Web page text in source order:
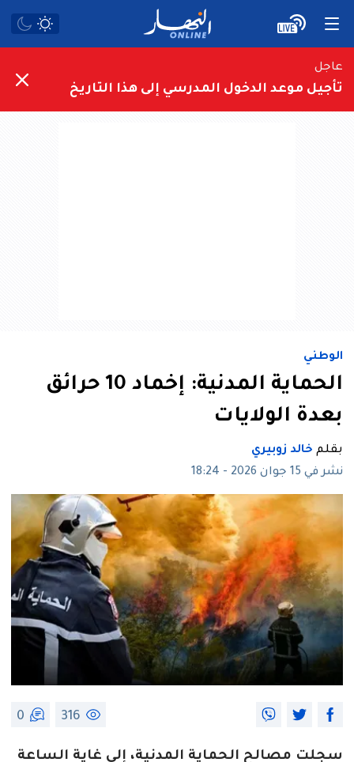
عاجل
تأجيل موعد الدخول المدرسي إلى هذا التاريخ
الوطني
الحماية المدنية: إخماد 10 حرائق
بعدة الولايات
بقلم خالد زوبيري
نشر في 15 جوان 2026 - 18:24
316
0
سجلت مصالح الحماية المدنية، إلى غاية الساعة